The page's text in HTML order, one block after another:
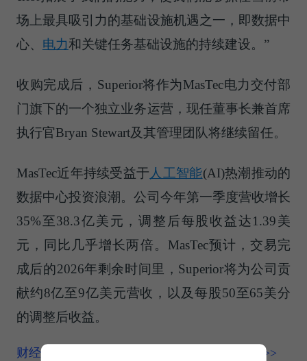
场上最具吸引力的基础设施机遇之一，即数据中
心、 电力和关键任务基础设施的持续建设。”
收购完成后，Superior将作为MasTec电力交付部
门旗下的一个独立业务运营，现任董事长兼首席
执行官Bryan Stewart及其管理团队将继续留任。
MasTec近年持续受益于 人工智能(AI)热潮推动的
数据中心投资浪潮。公司今年第一季度营收增长
35%至38.3亿美元，调整后每股收益达1.39美
元，同比几乎增长两倍。MasTec预计，交易完
成后的2026年剩余时间里，Superior将为公司贡
献约8亿至9亿美元营收，以及每股50至65美分
的调整后收益。
财经频道更多独家策划、专家专栏，免费查阅>>